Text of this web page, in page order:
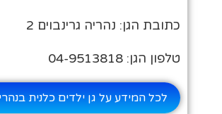
כתובת הגן: נהריה גרינבוים 2
טלפון הגן: 04-9513818
לכל המידע על גן ילדים כלנית